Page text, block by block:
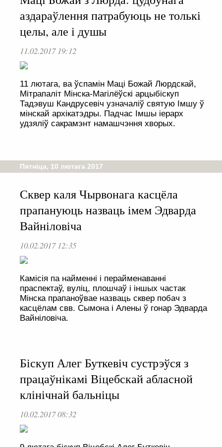
аздараўлення патрабуюць не толькі
целы, але і душы
11.02.2017 19:12
11 лютага, ва ўспамін Маці Божай Люрдскай,
Мітрапаліт Мінска-Магілёўскі арцыбіскуп
Тадэвуш Кандрусевіч узначаліў святую Імшу ў
мінскай архікатэдры. Падчас Імшы іерарх
удзяліў сакрамэнт намашчэння хворых.
Пятніца, 10 лютага 2017
Сквер каля Чырвонага касцёла
прапануюць назваць імем Эдварда
Вайніловіча
10.02.2017 12:35
Камісія па найменні і перайменаванні
праспектаў, вуліц, плошчаў і іншых частак
Мінска прапаноўвае назваць сквер побач з
касцёлам свв. Сымона і Алены ў гонар Эдварда
Вайніловіча.
Біскуп Алег Буткевіч сустрэўся з
працаўнікамі Віцебскай абласной
клінічнай бальніцы
10.02.2017 08:32